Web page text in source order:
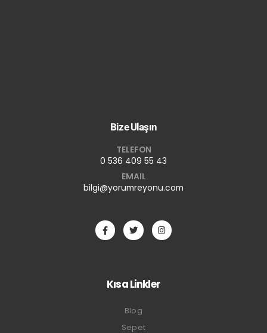
Bize Ulaşın
TELEFON
0 536 409 55 43
EMAIL
bilgi@yorumreyonu.com
Kısa Linkler
Blog
Sepet